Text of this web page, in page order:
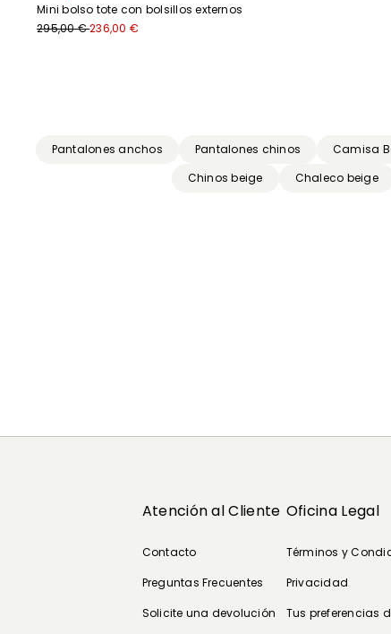
Mini bolso tote con bolsillos externos
295,00 €236,00 €
Pantalones anchos Pantalones chinos Camisa
Chinos beige
Chaleco beige
Atención al Cliente
Contacto
Preguntas Frecuentes
Solicite una devolución
Oficina Legal
Términos y
Privacidad
Tus preferencias